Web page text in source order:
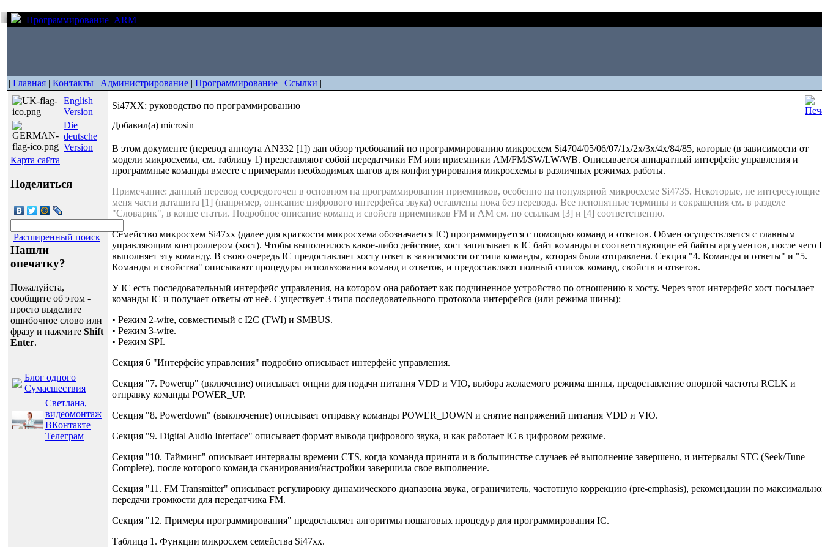
Программирование ARM
| Главная | Контакты | Администрирование | Программирование | Ссылки |
English
Version
Die
deutsche
Version
Карта сайта
Поделиться
Расширенный поиск
Нашли
опечатку?
Пожалуйста,
сообщите об этом -
просто выделите
ошибочное слово или
фразу и нажмите Shift
Enter.
Блог одного
Сумасшествия
Светлана,
видеомонтаж
ВКонтакте
Телеграм
Si47XX: руководство по программированию
Добавил(а) microsin
В этом документе (перевод апноута AN332 [1]) дан обзор требований по программированию микросхем Si4704/05/06/07/1x/2x/3x/4x/84/85, которые (в зависимости от
модели микросхемы, см. таблицу 1) представляют собой передатчики FM или приемники AM/FM/SW/LW/WB. Описывается аппаратный интерфейс управления и
программные команды вместе с примерами необходимых шагов для конфигурирования микросхемы в различных режимах работы.
Примечание: данный перевод сосредоточен в основном на программировании приемников, особенно на популярной микросхеме Si4735. Некоторые, не интересующие
меня части даташита [1] (например, описание цифрового интерфейса звука) оставлены пока без перевода. Все непонятные термины и сокращения см. в разделе
"Словарик", в конце статьи. Подробное описание команд и свойств приемников FM и AM см. по ссылкам [3] и [4] соответственно.
Семейство микросхем Si47xx (далее для краткости микросхема обозначается IC) программируется с помощью команд и ответов. Обмен осуществляется с главным
управляющим контроллером (хост). Чтобы выполнилось какое-либо действие, хост записывает в IC байт команды и соответствующие ей байты аргументов, после чего
выполняет эту команду. В свою очередь IC предоставляет хосту ответ в зависимости от типа команды, которая была отправлена. Секция "4. Команды и ответы" и "5.
Команды и свойства" описывают процедуры использования команд и ответов, и предоставляют полный список команд, свойств и ответов.
У IC есть последовательный интерфейс управления, на котором она работает как подчиненное устройство по отношению к хосту. Через этот интерфейс хост посылает
команды IC и получает ответы от неё. Существует 3 типа последовательного протокола интерфейса (или режима шины):
• Режим 2-wire, совместимый с I2C (TWI) и SMBUS.
• Режим 3-wire.
• Режим SPI.
Секция 6 "Интерфейс управления" подробно описывает интерфейс управления.
Секция "7. Powerup" (включение) описывает опции для подачи питания VDD и VIO, выбора желаемого режима шины, предоставление опорной частоты RCLK и
отправку команды POWER_UP.
Секция "8. Powerdown" (выключение) описывает отправку команды POWER_DOWN и снятие напряжений питания VDD и VIO.
Секция "9. Digital Audio Interface" описывает формат вывода цифрового звука, и как работает IC в цифровом режиме.
Секция "10. Тайминг" описывает интервалы времени CTS, когда команда принята и в большинстве случаев её выполнение завершено, и интервалы STC (Seek/Tune
Complete), после которого команда сканирования/настройки завершила свое выполнение.
Секция "11. FM Transmitter" описывает регулировку динамического диапазона звука, ограничитель, частотную коррекцию (pre-emphasis), рекомендации по
передачи громкости для передатчика FM.
Секция "12. Примеры программирования" предоставляет алгоритмы пошаговых процедур для программирования IC.
Таблица 1. Функции микросхем семейства Si47xx.